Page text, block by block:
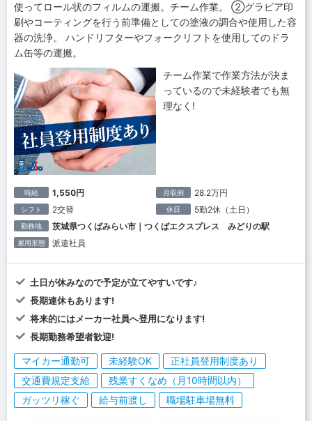
使ってロール状のフィルムの運搬。チーム作業。 ②グラビア印
刷やコーティングを行う前準備としての塗液の調合や使用した容
器の洗浄。 ハンドリフターやフォークリフトを使用してのドラ
ム缶等の運搬。
チーム作業で作業方法が決ま
っているので未経験者でも無
理なく!
時給 1,550円 月収例 28.2万円
シフト 2交替 休日 5勤2休（土日）
勤務地 茨城県つくばみらい市｜つくばエクスプレス みどりの駅
雇用形態 派遣社員
土日が休みなので予定が立てやすいです♪
長期連休もあります!
将来的にはメーカー社員へ登用になります!
長期勤務希望者歓迎!
マイカー通勤可 未経験OK
正社員登用制度あり
交通費規定支給
残業すくなめ（月10時間以内）
ガッツリ稼ぐ
給与前渡し 職場駐車場無料